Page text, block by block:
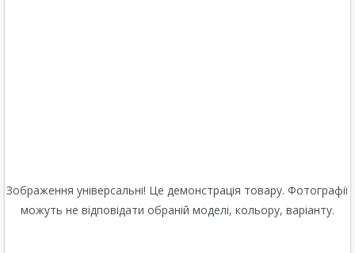
Зображення універсальні! Це демонстрація товару. Фотографії
можуть не відповідати обраній моделі, кольору, варіанту.